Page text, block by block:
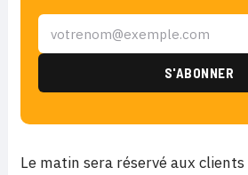
Le matin sera réservé aux clients